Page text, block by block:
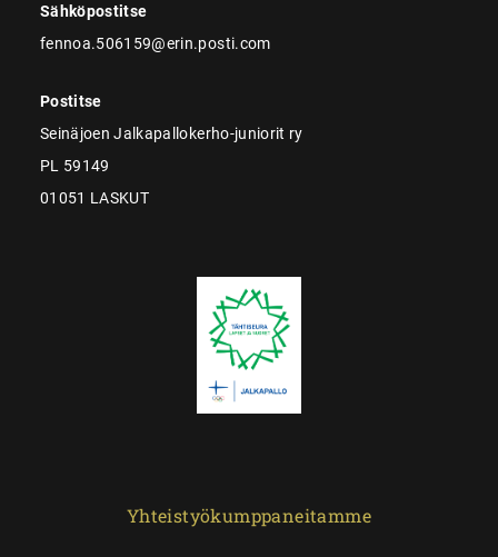
Sähköpostitse
fennoa.506159@erin.posti.com
Postitse
Seinäjoen Jalkapallokerho-juniorit ry
PL 59149
01051 LASKUT
Yhteistyökumppaneitamme